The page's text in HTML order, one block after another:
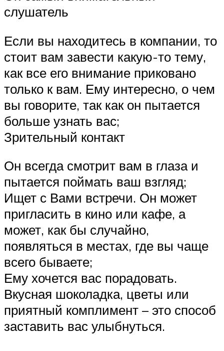
слушатель
Если вы находитесь в компании, то
стоит вам завести какую-то тему,
как все его внимание приковано
только к вам. Ему интересно, о чем
вы говорите, так как он пытается
больше узнать вас;
Зрительный контакт
Он всегда смотрит вам в глаза и
пытается поймать ваш взгляд;
Ищет с Вами встречи. Он может
пригласить в кино или кафе, а
может, как бы случайно,
появляться в местах, где вы чаще
всего бываете;
Ему хочется вас порадовать.
Вкусная шоколадка, цветы или
приятный комплимент – это способ
заставить вас улыбнуться.